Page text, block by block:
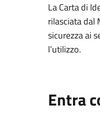
La Carta di
rilasciata dal
sicurezza ai
l’utilizzo.
Entra